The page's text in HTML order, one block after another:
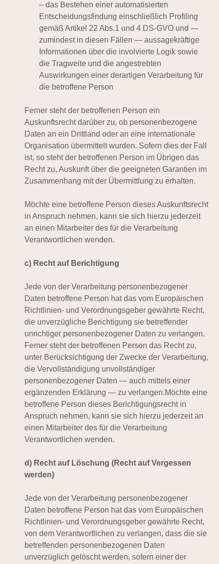
– das Bestehen einer automatisierten
Entscheidungsfindung einschließlich Profiling
gemäß Artikel 22 Abs.1 und 4 DS-GVO und —
zumindest in diesen Fällen — aussagekräftige
Informationen über die involvierte Logik sowie
die Tragweite und die angestrebten
Auswirkungen einer derartigen Verarbeitung für
die betroffene Person
Ferner steht der betroffenen Person ein
Auskunftsrecht darüber zu, ob personenbezogene
Daten an ein Drittland oder an eine internationale
Organisation übermittelt wurden. Sofern dies der Fall
ist, so steht der betroffenen Person im Übrigen das
Recht zu, Auskunft über die geeigneten Garantien im
Zusammenhang mit der Übermittlung zu erhalten.
Möchte eine betroffene Person dieses Auskunftsrecht
in Anspruch nehmen, kann sie sich hierzu jederzeit
an einen Mitarbeiter des für die Verarbeitung
Verantwortlichen wenden.
c) Recht auf Berichtigung
Jede von der Verarbeitung personenbezogener
Daten betroffene Person hat das vom Europäischen
Richtlinien- und Verordnungsgeber gewährte Recht,
die unverzügliche Berichtigung sie betreffender
unrichtiger personenbezogener Daten zu verlangen.
Ferner steht der betroffenen Person das Recht zu,
unter Berücksichtigung der Zwecke der Verarbeitung,
die Vervollständigung unvollständiger
personenbezogener Daten — auch mittels einer
ergänzenden Erklärung — zu verlangen.Möchte eine
betroffene Person dieses Berichtigungsrecht in
Anspruch nehmen, kann sie sich hierzu jederzeit an
einen Mitarbeiter des für die Verarbeitung
Verantwortlichen wenden.
d) Recht auf Löschung (Recht auf Vergessen
werden)
Jede von der Verarbeitung personenbezogener
Daten betroffene Person hat das vom Europäischen
Richtlinien- und Verordnungsgeber gewährte Recht,
von dem Verantwortlichen zu verlangen, dass die sie
betreffenden personenbezogenen Daten
unverzüglich gelöscht werden, sofern einer der